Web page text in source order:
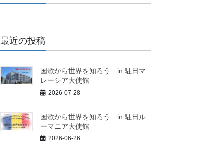
最近の投稿
国歌から世界を知ろう in 駐日マ
レーシア大使館
2026-07-28
国歌から世界を知ろう in 駐日ル
ーマニア大使館
2026-06-26